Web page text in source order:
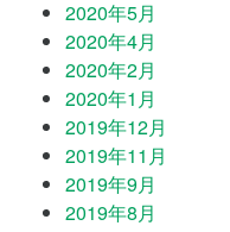
2020年5月
2020年4月
2020年2月
2020年1月
2019年12月
2019年11月
2019年9月
2019年8月